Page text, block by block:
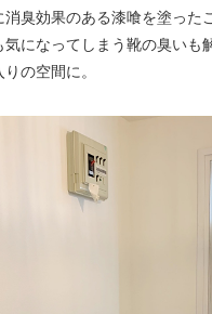
消臭効果のある漆喰を塗った
気になってしまう靴の臭いも
の空間に。